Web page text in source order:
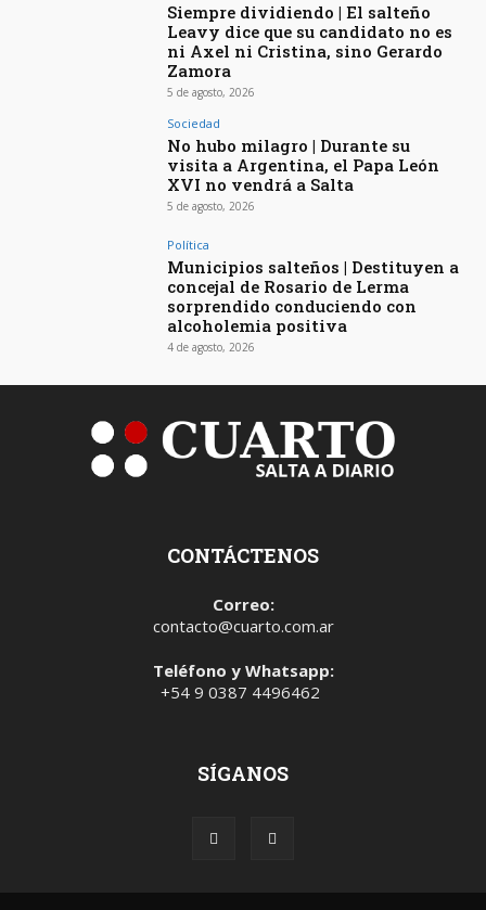
Siempre dividiendo | El salteño
Leavy dice que su candidato no es
ni Axel ni Cristina, sino Gerardo
Zamora
5 de agosto, 2026
Sociedad
No hubo milagro | Durante su
visita a Argentina, el Papa León
XVI no vendrá a Salta
5 de agosto, 2026
Política
Municipios salteños | Destituyen a
concejal de Rosario de Lerma
sorprendido conduciendo con
alcoholemia positiva
4 de agosto, 2026
CONTÁCTENOS
Correo:
contacto@cuarto.com.ar
Teléfono y Whatsapp:
+54 9 0387 4496462
SÍGANOS